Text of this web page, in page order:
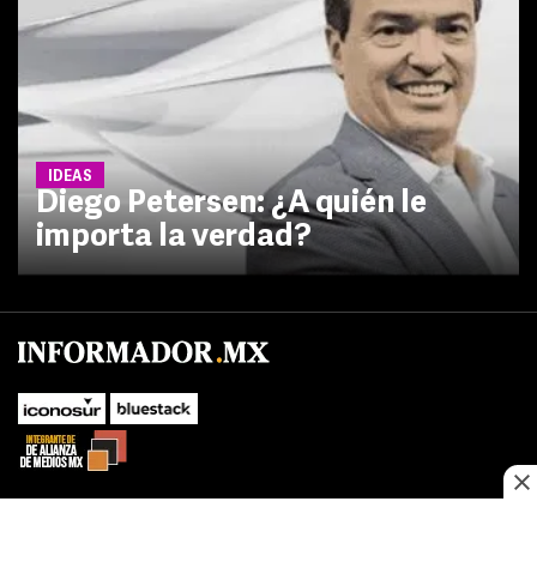
IDEAS
Diego Petersen: ¿A quién le
importa la verdad?